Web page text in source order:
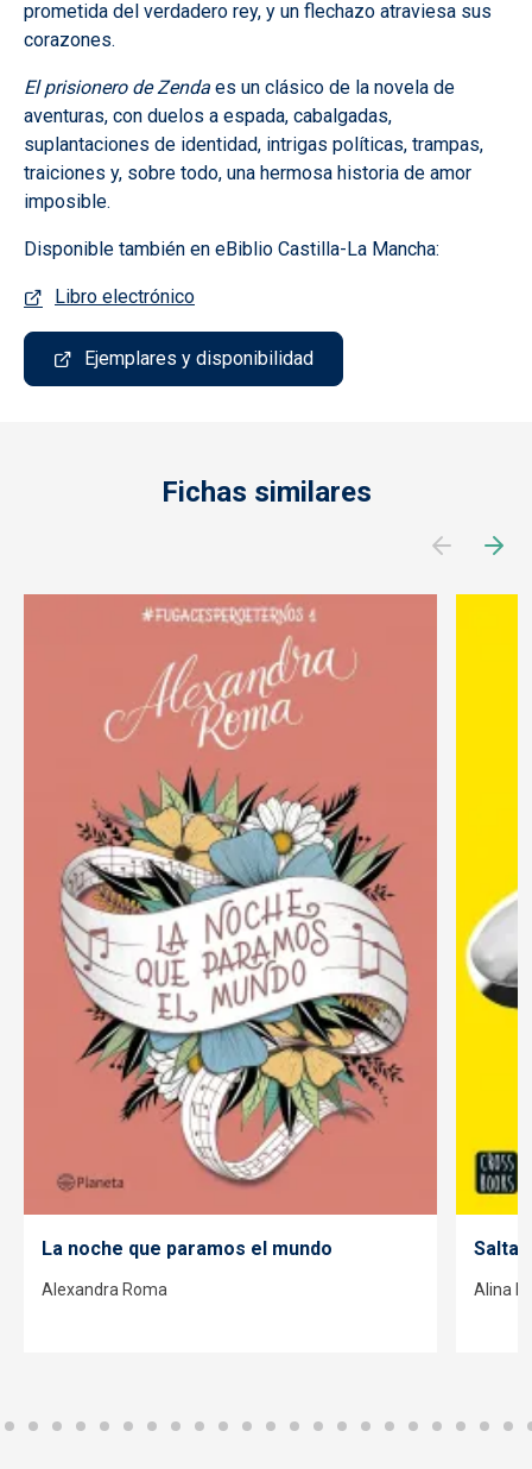
prometida del verdadero rey, y un flechazo atraviesa sus
corazones.
El prisionero de Zenda es un clásico de la novela de
aventuras, con duelos a espada, cabalgadas,
suplantaciones de identidad, intrigas políticas, trampas,
traiciones y, sobre todo, una hermosa historia de amor
imposible.
Disponible también en eBiblio Castilla-La Mancha:
Libro electrónico
Ejemplares y disponibilidad
Fichas similares
La noche que paramos el mundo
Alexandra Roma Alina